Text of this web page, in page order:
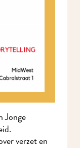
Jonge
verzet en